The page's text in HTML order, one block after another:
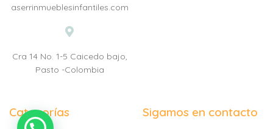
aserrinmueblesinfantiles.com
Cra 14 No. 1-5 Caicedo bajo,
Pasto -Colombia
Categorías Sigamos en contacto